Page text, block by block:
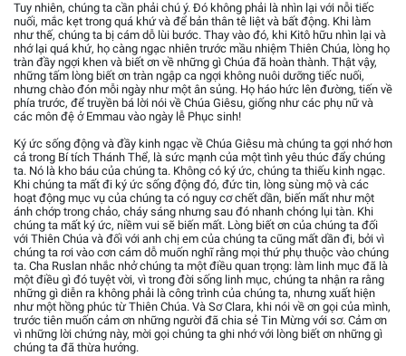
Tuy nhiên, chúng ta cần phải chú ý. Đó không phải là nhìn lại với nỗi tiếc
nuối, mắc kẹt trong quá khứ và để bản thân tê liệt và bất động. Khi làm
như thế, chúng ta bị cám dỗ lùi bước. Thay vào đó, khi Kitô hữu nhìn lại và
nhớ lại quá khứ, họ càng ngạc nhiên trước mầu nhiệm Thiên Chúa, lòng họ
tràn đầy ngợi khen và biết ơn về những gì Chúa đã hoàn thành. Thật vậy,
những tấm lòng biết ơn tràn ngập ca ngợi không nuôi dưỡng tiếc nuối,
nhưng chào đón mỗi ngày như một ân sủng. Họ háo hức lên đường, tiến về
phía trước, để truyền bá lời nói về Chúa Giêsu, giống như các phụ nữ và
các môn đệ ở Emmau vào ngày lễ Phục sinh!
Ký ức sống động và đầy kinh ngạc về Chúa Giêsu mà chúng ta gợi nhớ hơn
cả trong Bí tích Thánh Thể, là sức mạnh của một tình yêu thúc đẩy chúng
ta. Nó là kho báu của chúng ta. Không có ký ức, chúng ta thiếu kinh ngạc.
Khi chúng ta mất đi ký ức sống động đó, đức tin, lòng sùng mộ và các
hoạt động mục vụ của chúng ta có nguy cơ chết dần, biến mất như một
ánh chớp trong chảo, cháy sáng nhưng sau đó nhanh chóng lụi tàn. Khi
chúng ta mất ký ức, niềm vui sẽ biến mất. Lòng biết ơn của chúng ta đối
với Thiên Chúa và đối với anh chị em của chúng ta cũng mất dần đi, bởi vì
chúng ta rơi vào cơn cám dỗ muốn nghĩ rằng mọi thứ phụ thuộc vào chúng
ta. Cha Ruslan nhắc nhở chúng ta một điều quan trọng: làm linh mục đã là
một điều gì đó tuyệt vời, vì trong đời sống linh mục, chúng ta nhận ra rằng
những gì diễn ra không phải là công trình của chúng ta, nhưng xuất hiện
như một hồng phúc từ Thiên Chúa. Và Sơ Clara, khi nói về ơn gọi của mình,
trước tiên muốn cảm ơn những người đã chia sẻ Tin Mừng với sơ. Cảm ơn
vì những lời chứng này, mời gọi chúng ta ghi nhớ với lòng biết ơn những gì
chúng ta đã thừa hưởng.